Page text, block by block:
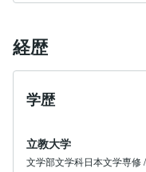
経歴
学歴
立教大学
文学部文学科日本文学専修